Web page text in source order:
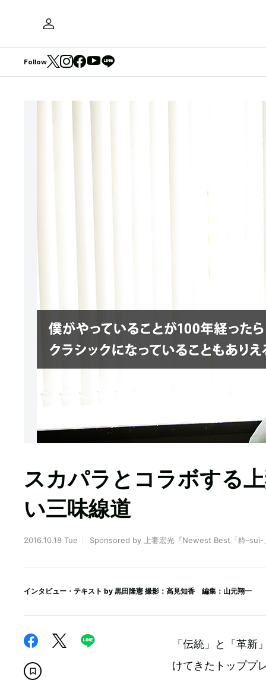
Follow
スカパラとコラボする
い三味線道
2016.10.18 Tue Sponsored by 上妻宏光『Newest Best「粋-sui-
インタビュー・テキスト by 黒田隆憲 撮影：高見知香 編集：山元翔一
「伝統」と「革
けてきたトッププ